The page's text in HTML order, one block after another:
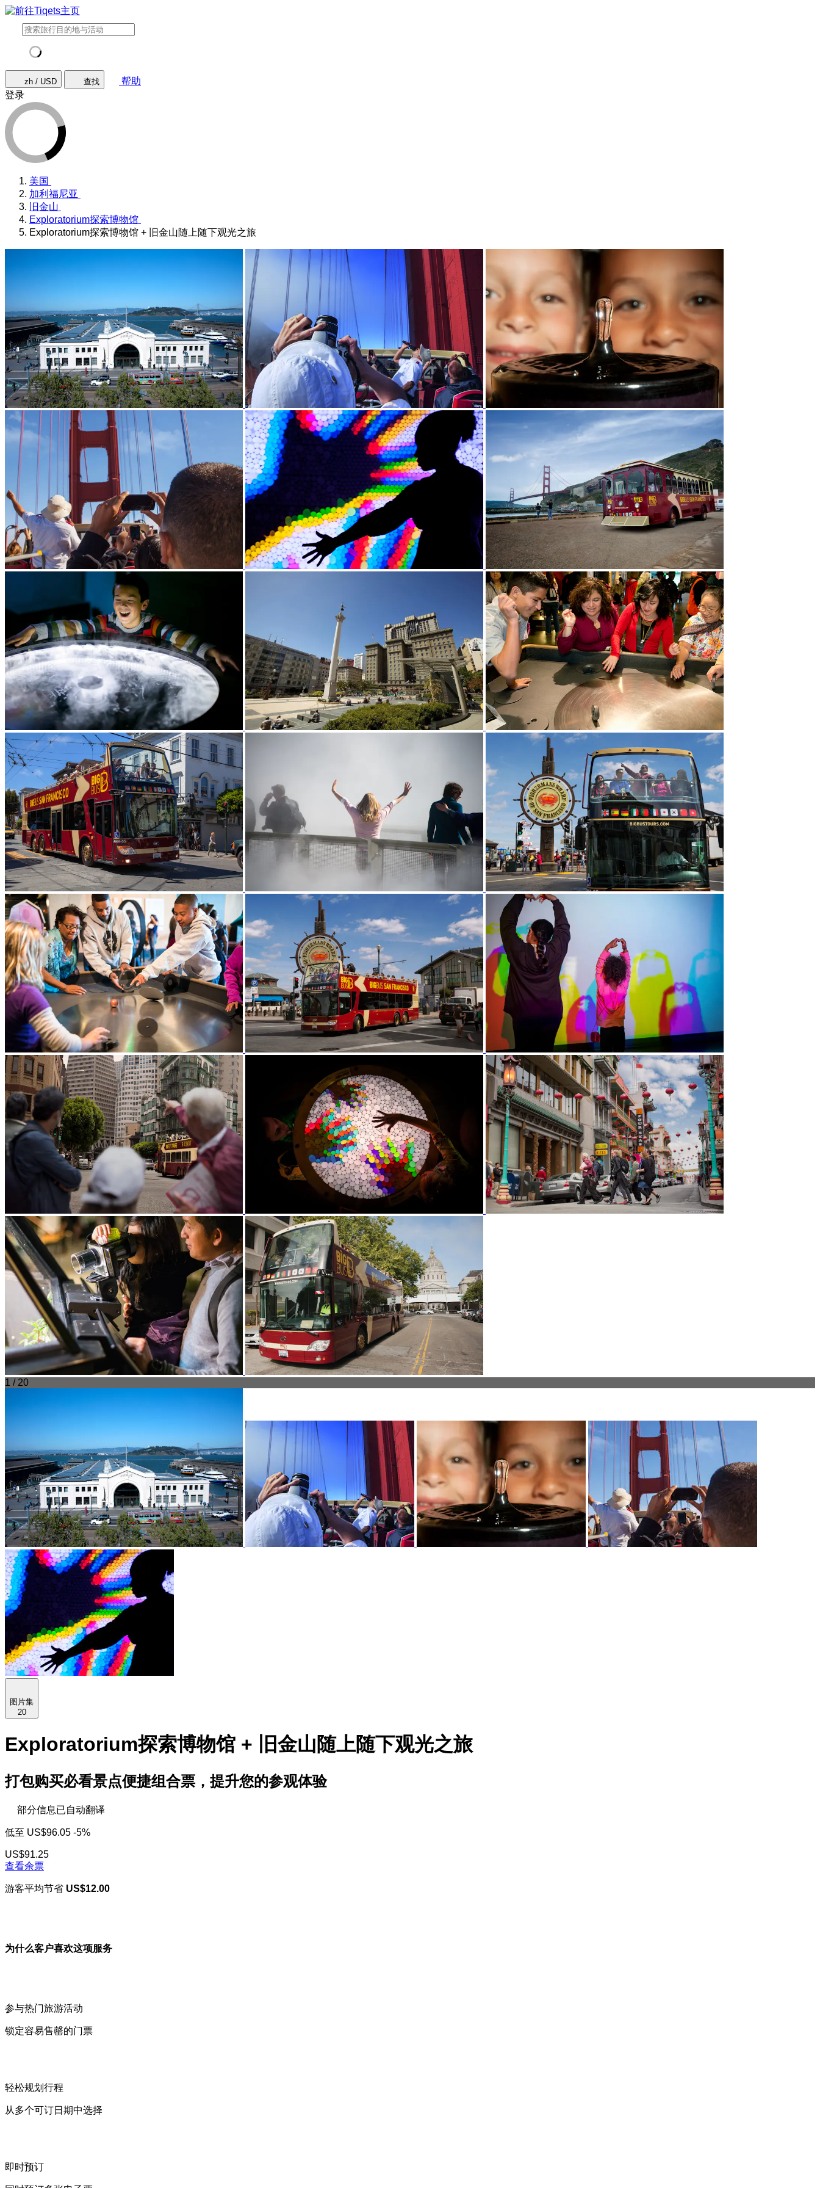
zh / USD 查找
帮助
登录
美国
加利福尼亚
旧金山
Exploratorium探索博物馆
Exploratorium探索博物馆 + 旧金山随上随下观光之旅
1 / 20
图片集
20
Exploratorium探索博物馆 + 旧金山随上随下观光之旅
打包购买必看景点便捷组合票，提升您的参观体验
部分信息已自动翻译
低至 US$96.05 -5%
US$91.25
查看余票
游客平均节省 US$12.00
为什么客户喜欢这项服务
参与热门旅游活动
锁定容易售罄的门票
轻松规划行程
从多个可订日期中选择
即时预订